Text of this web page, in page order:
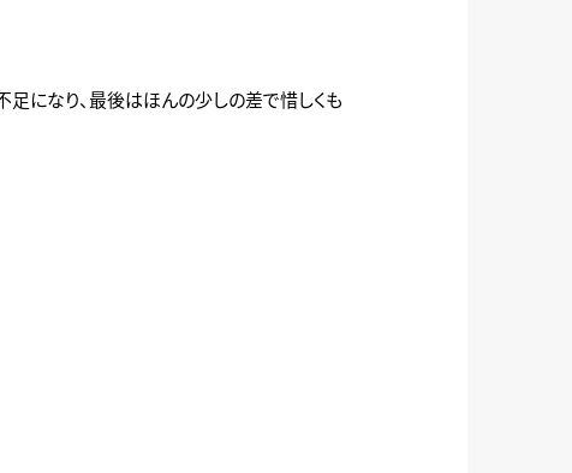
になり、最後はほんの少しの差で惜しくも